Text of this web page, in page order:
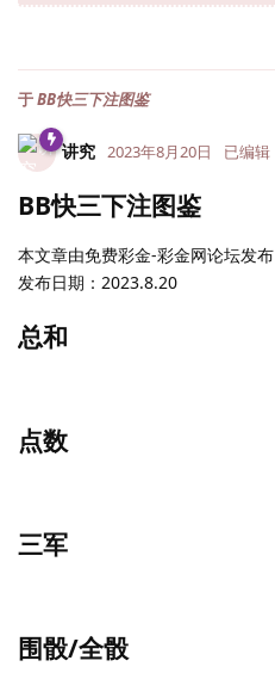
于BB快三下注图鉴
讲究 2023年8月20日 已编辑
BB快三下注图鉴
本文章由免费彩金-彩金网论坛发布
发布日期：2023.8.20
总和
点数
三军
围骰/全骰